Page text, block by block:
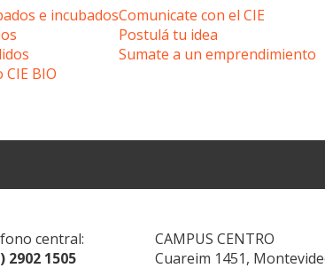
e incubados
CIE BIO
Comunicate con el CIE
Postulá tu idea
Sumate a un emprendimiento
central:
2902 1505
CAMPUS CENTRO
Cuareim 1451,